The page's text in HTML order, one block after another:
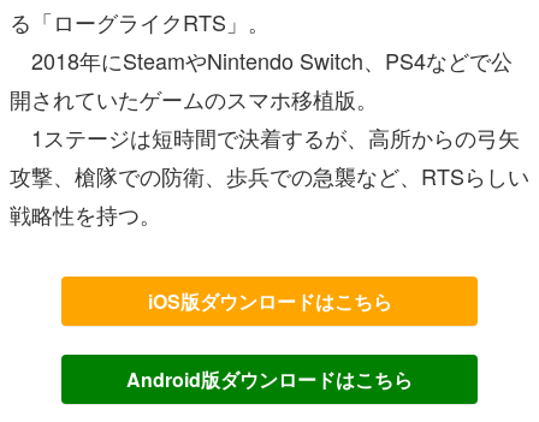
る「ローグライクRTS」。
2018年にSteamやNintendo Switch、PS4などで公
開されていたゲームのスマホ移植版。
1ステージは短時間で決着するが、高所からの弓矢
攻撃、槍隊での防衛、歩兵での急襲など、RTSらしい
戦略性を持つ。
iOS版ダウンロードはこちら
Android版ダウンロードはこちら